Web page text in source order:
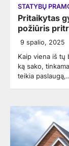
STATYBŲ
Pritaikytas
požiūris
9 spalio, 2025
Kaip viena iš tų
ką sako,
teikia